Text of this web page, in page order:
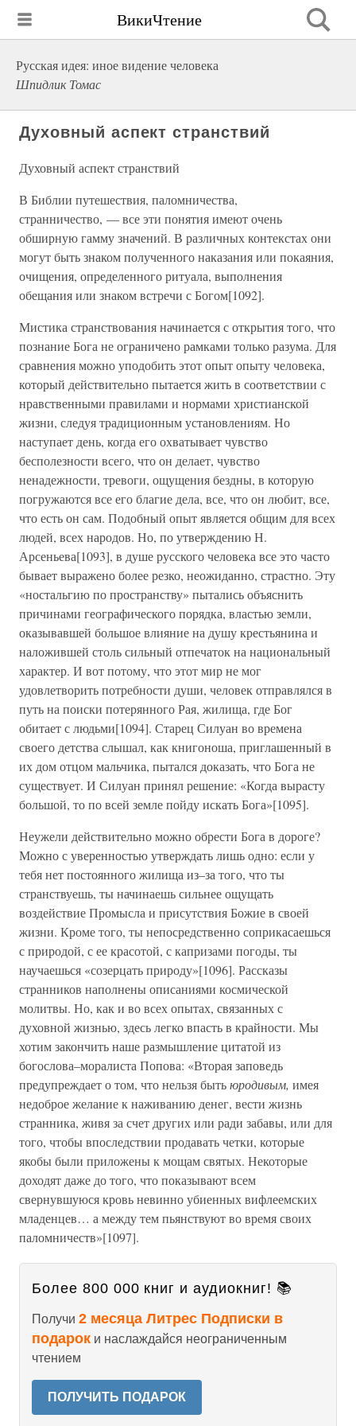
ВикиЧтение
Русская идея: иное видение человека
Шпидлик Томас
Духовный аспект странствий
Духовный аспект странствий
В Библии путешествия, паломничества,
странничество, — все эти понятия имеют очень
обширную гамму значений. В различных контекстах они
могут быть знаком полученного наказания или покаяния,
очищения, определенного ритуала, выполнения
обещания или знаком встречи с Богом[1092].
Мистика странствования начинается с открытия того, что
познание Бога не ограничено рамками только разума. Для
сравнения можно уподобить этот опыт опыту человека,
который действительно пытается жить в соответствии с
нравственными правилами и нормами христианской
жизни, следуя традиционным установлениям. Но
наступает день, когда его охватывает чувство
бесполезности всего, что он делает, чувство
ненадежности, тревоги, ощущения бездны, в которую
погружаются все его благие дела, все, что он любит, все,
что есть он сам. Подобный опыт является общим для всех
людей, всех народов. Но, по утверждению Н.
Арсеньева[1093], в душе русского человека все это часто
бывает выражено более резко, неожиданно, страстно. Эту
«ностальгию по пространству» пытались объяснить
причинами географического порядка, властью земли,
оказывавшей большое влияние на душу крестьянина и
наложившей столь сильный отпечаток на национальный
характер. И вот потому, что этот мир не мог
удовлетворить потребности души, человек отправлялся в
путь на поиски потерянного Рая, жилища, где Бог
обитает с людьми[1094]. Старец Силуан во времена
своего детства слышал, как книгоноша, приглашенный в
их дом отцом мальчика, пытался доказать, что Бога не
существует. И Силуан принял решение: «Когда вырасту
большой, то по всей земле пойду искать Бога»[1095].
Неужели действительно можно обрести Бога в дороге?
Можно с уверенностью утверждать лишь одно: если у
тебя нет постоянного жилища из–за того, что ты
странствуешь, ты начинаешь сильнее ощущать
воздействие Промысла и присутствия Божие в своей
жизни. Кроме того, ты непосредственно соприкасаешься
с природой, с ее красотой, с капризами погоды, ты
научаешься «созерцать природу»[1096]. Рассказы
странников наполнены описаниями космической
молитвы. Но, как и во всех опытах, связанных с
духовной жизнью, здесь легко впасть в крайности. Мы
хотим закончить наше размышление цитатой из
богослова–моралиста Попова: «Вторая заповедь
предупреждает о том, что нельзя бытьюродивым, имея
недоброе желание к наживанию денег, вести жизнь
странника, живя за счет других или ради забавы, или для
того, чтобы впоследствии продавать четки, которые
якобы были приложены к мощам святых. Некоторые
доходят даже до того, что показывают всем
свернувшуюся кровь невинно убиенных вифлеемских
младенцев… а между тем пьянствуют во время своих
паломничеств»[1097].
Более 800 000 книг и аудиокниг! 📚
Получи 2 месяца Литрес Подписки в
подарок и наслаждайся неограниченным
чтением
ПОЛУЧИТЬ ПОДАРОК